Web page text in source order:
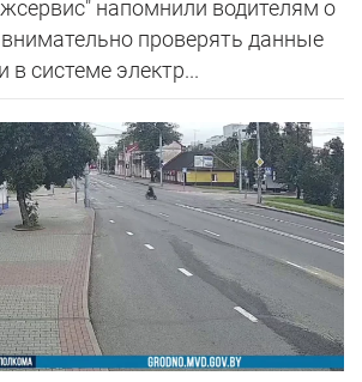
напомнили водителям о
проверять данные
в системе электр...